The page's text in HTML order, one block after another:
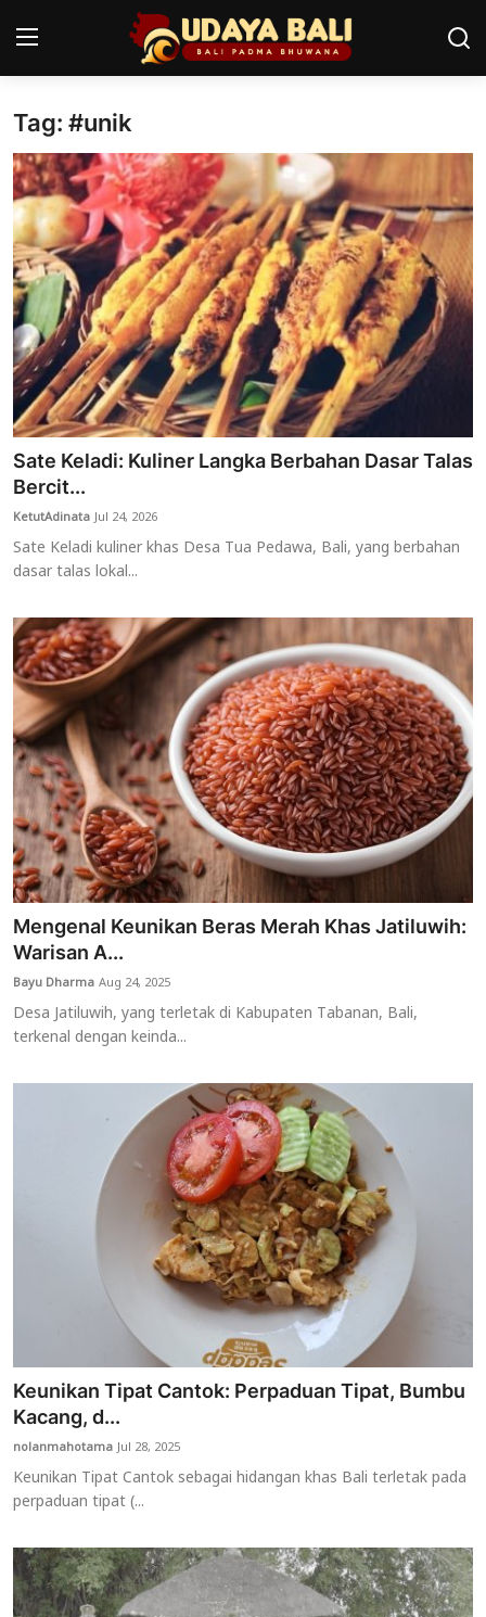
Home
Pura
Desa Adat
Tradisi
Kearifan lokal
Alam Bali
Seni
Kisah
Usadha
Indonesia
Tag: #unik
Sate Keladi: Kuliner Langka Berbahan Dasar Talas
Bercit...
KetutAdinataJul 24, 2026
Sate Keladi kuliner khas Desa Tua Pedawa, Bali, yang berbahan
dasar talas lokal...
Mengenal Keunikan Beras Merah Khas Jatiluwih:
Warisan A...
Bayu DharmaAug 24, 2025
Desa Jatiluwih, yang terletak di Kabupaten Tabanan, Bali,
terkenal dengan keinda...
Keunikan Tipat Cantok: Perpaduan Tipat, Bumbu
Kacang, d...
nolanmahotamaJul 28, 2025
Keunikan Tipat Cantok sebagai hidangan khas Bali terletak pada
perpaduan tipat (...